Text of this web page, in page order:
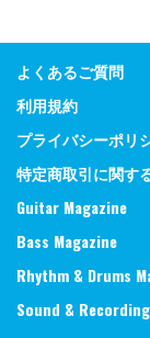
よくあるご質問
利用規約
プライバシーポリ
特定商取引に関す
Guitar Magazine
Bass Magazine
Rhythm & Drums
Sound &